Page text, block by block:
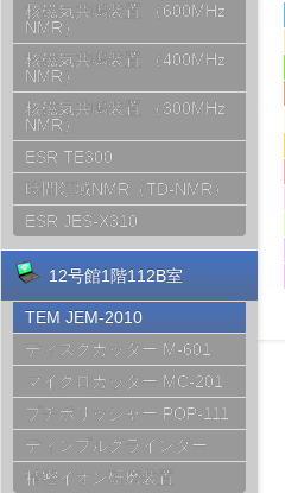
核磁気共鳴装置 （600MHz
NMR）
核磁気共鳴装置 （400MHz
NMR）
核磁気共鳴装置 （300MHz
NMR）
ESR TE300
時間領域NMR（TD-NMR）
ESR JES-X310
12号館1階112B室
TEM JEM-2010
ディスクカッター M-601
マイクロカッター MC-201
プチポリッシャー POP-111
ディンプルグラインダー
精密イオン研磨装置